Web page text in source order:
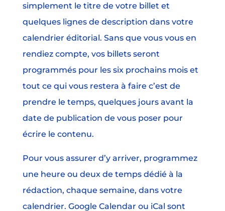
simplement le titre de votre billet et
quelques lignes de description dans votre
calendrier éditorial. Sans que vous vous en
rendiez compte, vos billets seront
programmés pour les six prochains mois et
tout ce qui vous restera à faire c’est de
prendre le temps, quelques jours avant la
date de publication de vous poser pour
écrire le contenu.
Pour vous assurer d’y arriver, programmez
une heure ou deux de temps dédié à la
rédaction, chaque semaine, dans votre
calendrier. Google Calendar ou iCal sont